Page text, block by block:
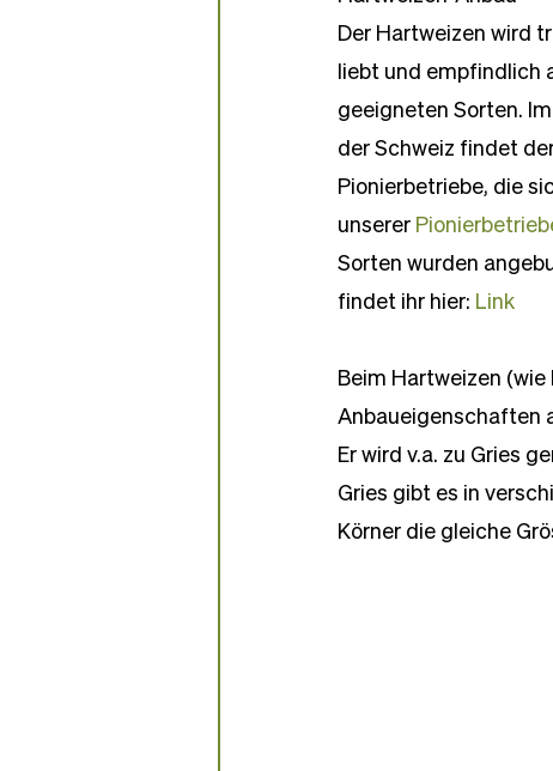
Der Hartweizen wird
liebt und empfindlich
geeigneten Sorten.
der Schweiz findet
Pionierbetriebe, die
unserer
Sorten wurden
findet ihr hier: Link
Beim Hartweizen
Anbaueigenschaften
Er wird v.a. zu Gries
Gries gibt es in
Körner die gleiche